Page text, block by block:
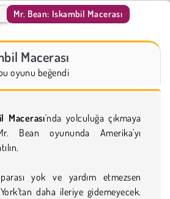
Mr. Bean: İskambil Macerası
Macerası
oyunu beğendi
Macerası'nda yolculuğa çıkmaya
Bean oyununda Amerika'yı
yok ve yardım etmezsen
daha ileriye gidemeyecek.